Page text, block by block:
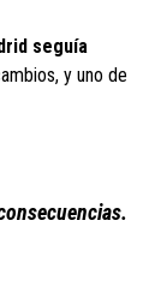
seguía
y uno de